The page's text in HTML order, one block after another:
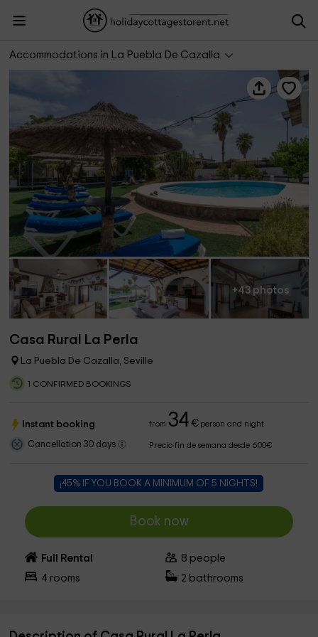
Accommodations in La Puebla De Cazalla
Casa Rural La Perla
+43 photos
Casa Rural La Perla
La Puebla De Cazalla, Seville
1 CONFIRMED BOOKINGS
Instant booking from34 €person and night
Cancellation 30 days Precio fin de semana desde 600€
¡45% IF YOU BOOK A MINIMUM OF 5 NIGHTS!
Book now
Full Rental 8 people
4 rooms 2 bathrooms